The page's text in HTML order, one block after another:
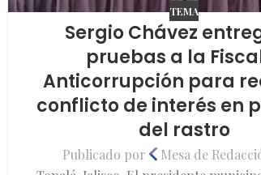
TEMA
Sergio Chávez
pruebas a la
Anticorrupción para
conflicto de interés en
del rastro
Publicado por Mesa de